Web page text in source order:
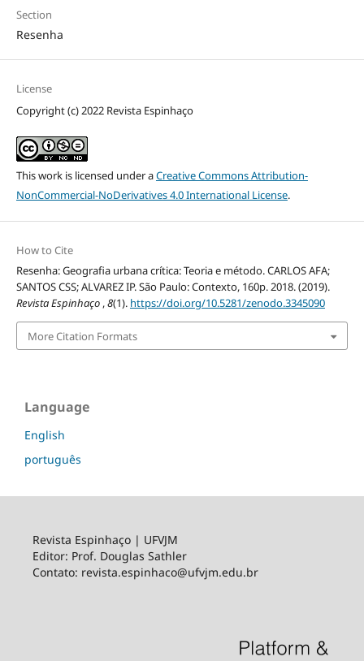
Section
Resenha
License
Copyright (c) 2022 Revista Espinhaço
This work is licensed under aCreative Commons Attribution-
NonCommercial-NoDerivatives 4.0 International License.
How to Cite
Resenha: Geografia urbana crítica: Teoria e método. CARLOS AFA;
SANTOS CSS; ALVAREZ IP. São Paulo: Contexto, 160p. 2018. (2019).
Revista Espinhaço ,8(1). https://doi.org/10.5281/zenodo.3345090
More Citation Formats
Language
English
português
Revista Espinhaço | UFVJM
Editor: Prof. Douglas Sathler
Contato: revista.espinhaco@ufvjm.edu.br